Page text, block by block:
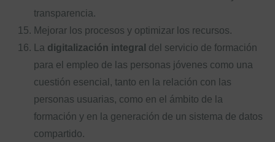
transparencia.
Mejorar los procesos y optimizar los recursos.
La digitalización integral del servicio de formación
para el empleo de las personas jóvenes como una
cuestión esencial, tanto en la relación con las
personas usuarias, como en el ámbito de la
formación y en la generación de un sistema de datos
compartido.